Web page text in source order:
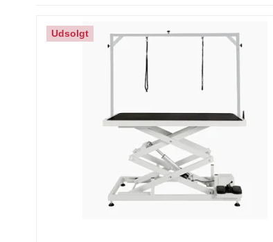
Udsolgt